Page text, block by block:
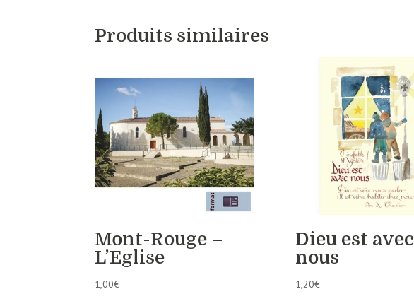
Produits similaires
Mont-Rouge –
L’Eglise
1,00€
Dieu est avec
nous
1,20€